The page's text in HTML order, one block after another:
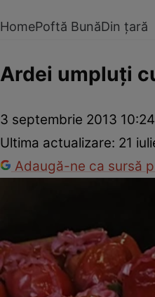
HomePoftă BunăDin țară
Ardei umpluţi
3 septembrie 2013 10:24
Ultima actualizare: 21
Adaugă-ne ca sursă